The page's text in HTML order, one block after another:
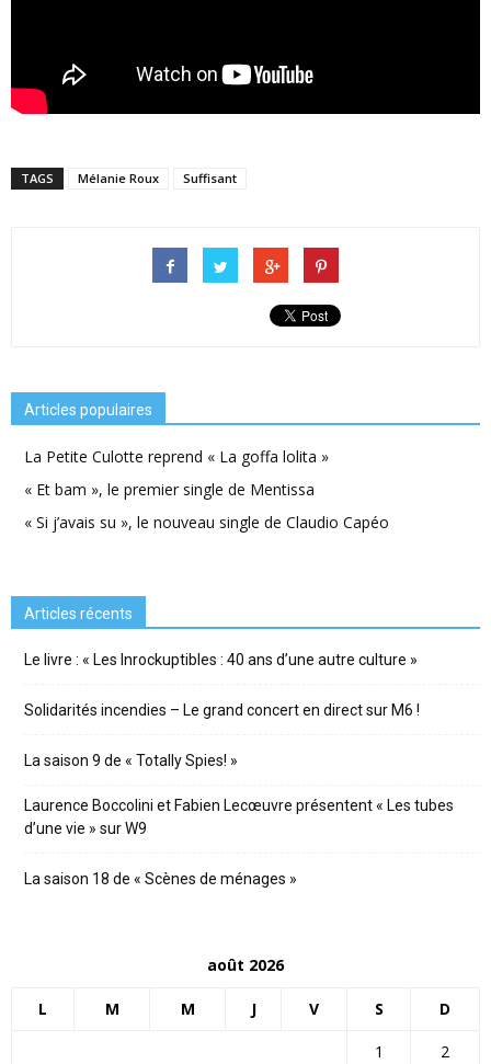
TAGS Mélanie Roux Suffisant
Articles populaires
La Petite Culotte reprend « La goffa lolita »
« Et bam », le premier single de Mentissa
« Si j’avais su », le nouveau single de Claudio Capéo
Articles récents
Le livre : « Les Inrockuptibles : 40 ans d’une autre culture »
Solidarités incendies – Le grand concert en direct sur M6 !
La saison 9 de « Totally Spies! »
Laurence Boccolini et Fabien Lecœuvre présentent « Les tubes
d’une vie » sur W9
La saison 18 de « Scènes de ménages »
août 2026
L M M J V S D
1
2